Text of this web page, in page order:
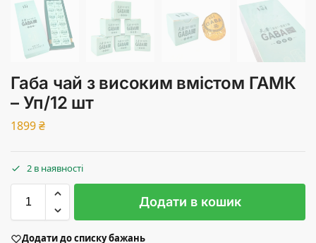
Габа чай з високим вмістом ГАМК
– Уп/12 шт
1899₴
2 в наявності
Додати в кошик
Додати до списку бажань